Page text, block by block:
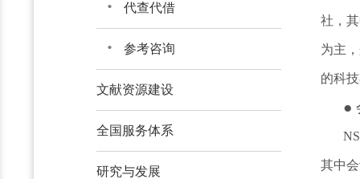
代查代借
参考咨询
文献资源建设
全国服务体系
研究与发展
社，
为主
的科
●
其中